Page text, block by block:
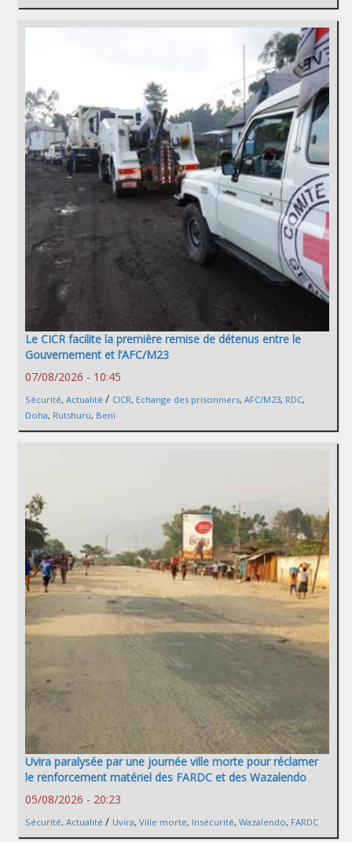
Le CICR facilite la première remise de détenus entre le
Gouvernement et l’AFC/M23
07/08/2026 - 10:45
Sécurité, Actualité / CICR, Echange des prisonniers, AFC/M23, RDC,
Doha, Rutshuru, Beni
Uvira paralysée par une journée ville morte pour réclamer
le renforcement matériel des FARDC et des Wazalendo
05/08/2026 - 20:23
Sécurité, Actualité / Uvira, Ville morte, Insécurité, Wazalendo, FARDC